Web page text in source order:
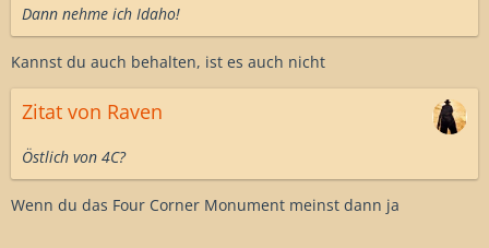
Dann nehme ich Idaho!
Kannst du auch behalten, ist es auch nicht
Zitat von Raven
Östlich von 4C?
Wenn du das Four Corner Monument meinst dann ja